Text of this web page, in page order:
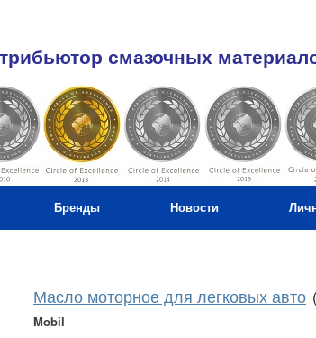
смазочных
Бренды Новости
Масло моторное для легковых авто
Mobil